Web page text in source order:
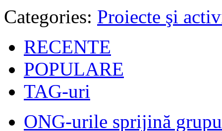
Categories: Proiecte şi
RECENTE
POPULARE
TAG-uri
ONG-urile sprijină